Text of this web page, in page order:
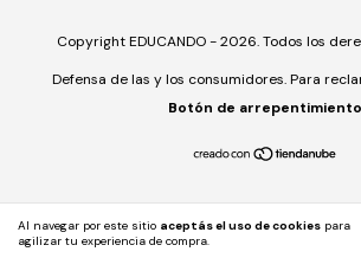
Al navegar por este sitio aceptás el uso de cookies para
agilizar tu experiencia de compra.
Copyright EDUCANDO - 2026. Todos los
Defensa de las y los consumidores. Para
Botón de arrepentimiento